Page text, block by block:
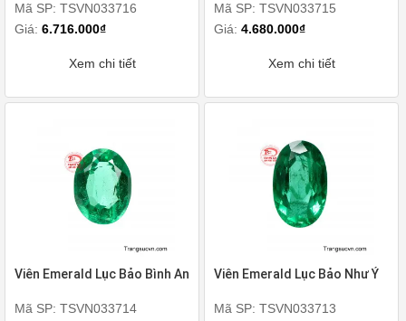
Mã SP: TSVN033716
Giá: 6.716.000₫
Xem chi tiết
Mã SP: TSVN033715
Giá:4.680.000₫
Xem chi tiết
Viên Emerald Lục Bảo Bình An
Mã SP: TSVN033714
Viên Emerald Lục Bảo Như Ý
Mã SP: TSVN033713